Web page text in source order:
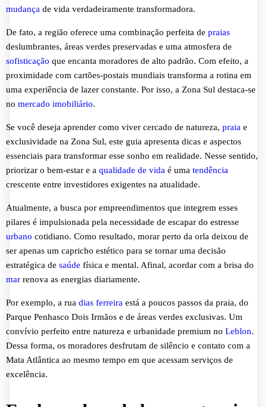
mudança de vida verdadeiramente transformadora.
De fato, a região oferece uma combinação perfeita de praias
deslumbrantes, áreas verdes preservadas e uma atmosfera de
sofisticação que encanta moradores de alto padrão. Com efeito, a
proximidade com cartões-postais mundiais transforma a rotina em
uma experiência de lazer constante. Por isso, a Zona Sul destaca-se
no mercado imobiliário.
Se você deseja aprender como viver cercado de natureza, praia e
exclusividade na Zona Sul, este guia apresenta dicas e aspectos
essenciais para transformar esse sonho em realidade. Nesse sentido,
priorizar o bem-estar e a qualidade de vida é uma tendência
crescente entre investidores exigentes na atualidade.
Atualmente, a busca por empreendimentos que integrem esses
pilares é impulsionada pela necessidade de escapar do estresse
urbano cotidiano. Como resultado, morar perto da orla deixou de
ser apenas um capricho estético para se tornar uma decisão
estratégica de saúde física e mental. Afinal, acordar com a brisa do
mar renova as energias diariamente.
Por exemplo, a rua dias ferreira está a poucos passos da praia, do
Parque Penhasco Dois Irmãos e de áreas verdes exclusivas. Um
convívio perfeito entre natureza e urbanidade premium no Leblon.
Dessa forma, os moradores desfrutam de silêncio e contato com a
Mata Atlântica ao mesmo tempo em que acessam serviços de
excelência.